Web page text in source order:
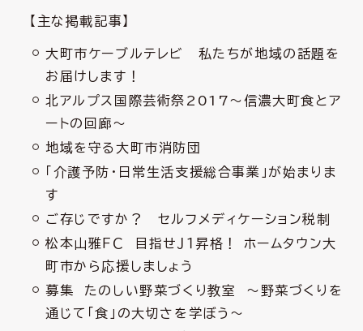
【主な掲載記事】
大町市ケーブルテレビ 私たちが地域の話題を
お届けします！
北アルプス国際芸術祭2017～信濃大町食とア
ートの回廊～
地域を守る大町市消防団
「介護予防・日常生活支援総合事業」が始まりま
す
ご存じですか？ セルフメディケーション税制
松本山雅ＦＣ 目指せＪ１昇格！ ホームタウン大
町市から応援しましょう
募集 たのしい野菜づくり教室 ～野菜づくりを
通じて「食」の大切さを学ぼう～